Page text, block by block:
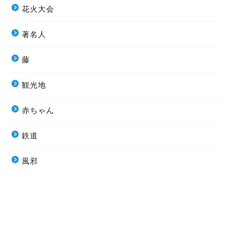
花火大会
著名人
藤
観光地
赤ちゃん
鉄道
風邪